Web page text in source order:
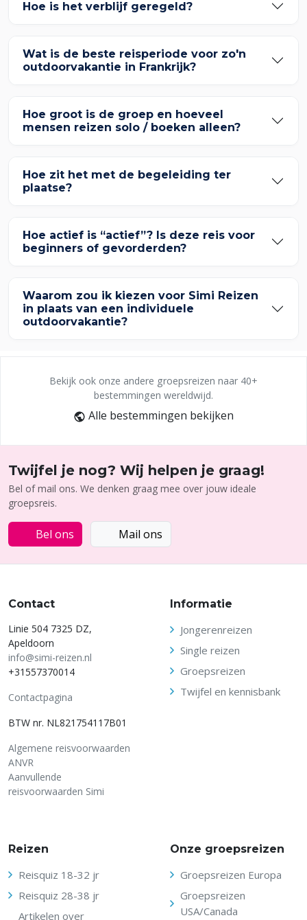
Hoe is het verblijf geregeld?
Wat is de beste reisperiode voor zo'n
outdoorvakantie in Frankrijk?
Hoe groot is de groep en hoeveel
mensen reizen solo / boeken alleen?
Hoe zit het met de begeleiding ter
plaatse?
Hoe actief is “actief”? Is deze reis voor
beginners of gevorderden?
Waarom zou ik kiezen voor Simi Reizen
in plaats van een individuele
outdoorvakantie?
Bekijk ook onze andere groepsreizen naar 40+
bestemmingen wereldwijd.
Alle bestemmingen bekijken
Twijfel je nog? Wij helpen je graag!
Bel of mail ons. We denken graag mee over jouw ideale
groepsreis.
Bel ons Mail ons
Contact
Linie 504 7325 DZ,
Apeldoorn
info@simi-reizen.nl
+31557370014
Contactpagina
BTW nr. NL821754117B01
Algemene reisvoorwaarden
ANVR
Aanvullende
reisvoorwaarden Simi
Informatie
Jongerenreizen
Single reizen
Groepsreizen
Twijfel en kennisbank
Reizen
Reisquiz 18-32 jr
Reisquiz 28-38 jr
Artikelen over
Onze groepsreizen
Groepsreizen Europa
Groepsreizen
USA/Canada